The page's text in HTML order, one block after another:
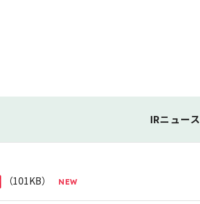
IRニュース
（101KB）